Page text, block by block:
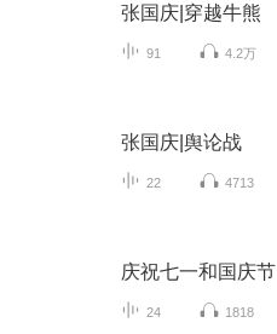
张国庆|穿越牛熊
91 4.2万
张国庆|舆论战
22 4713
庆祝七一和国庆节
24 1818